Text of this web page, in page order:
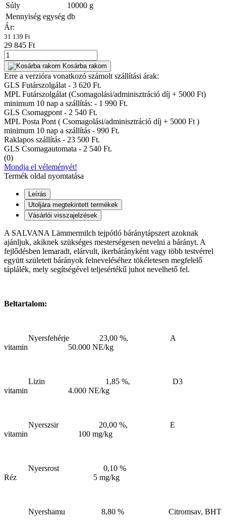
Súly 10000 g
Mennyiség egység db
Ár:
31 139 Ft
29 845 Ft
Kosárba rakom
Erre a verzióra vonatkozó számolt szállítási árak:
GLS Futárszolgálat - 3 620 Ft.
MPL Futárszolgálat (Csomagolási/adminisztráció díj + 5000 Ft)
minimum 10 nap a szállítás: - 1 990 Ft.
GLS Csomagpont - 2 540 Ft.
MPL Posta Pont ( Csomagolási/adminisztráció díj + 5000 Ft )
minimum 10 nap a szállítás - 990 Ft.
Raklapos szállítás - 23 500 Ft.
GLS Csomagautomata - 2 540 Ft.
(0)
Mondja el véleményét!
Termék oldal nyomtatása
Leírás
Utoljára megtekintett termékek
Vásárlói visszajelzések
A SALVANA Lämmermilch tejpótló báránytápszert azoknak
ajánljuk, akiknek szükséges mesterségesen nevelni a bárányt. A
fejlődésben lemaradt, elárvult, ikerbárányként vagy több testvérrel
együtt született bárányok felneveléséhez tökéletesen megfelelő
táplálék, mely segítségével teljesértékű juhot nevelhető fel.
Beltartalom:
Nyersfehérje 23,00 %, A
vitamin 50.000 NE/kg
Lizin 1,85 %, D3
vitamin 4.000 NE/kg
Nyerszsir 20,00 %, E
vitamin 100 mg/kg
Nyersrost 0,10 %
Réz 5 mg/kg
Nyershamu 8,80 % Citromsav, BHT